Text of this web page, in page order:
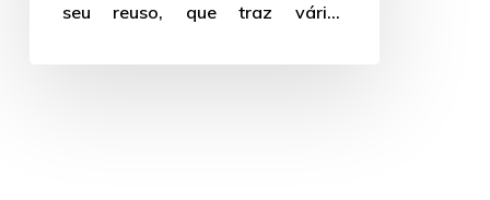
seu reuso, que traz várias